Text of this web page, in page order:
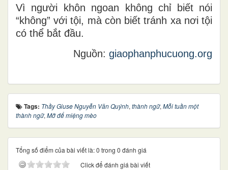
Vì người khôn ngoan không chỉ biết nói
“không” với tội, mà còn biết tránh xa nơi tội
có thể bắt đầu.
Nguồn: giaophanphucuong.org
Tags: Thầy Giuse Nguyễn Văn Quýnh, thành ngữ, Mỗi tuần một
thành ngữ, Mỡ để miệng mèo
Tổng số điểm của bài viết là: 0 trong 0 đánh giá
Click để đánh giá bài viết